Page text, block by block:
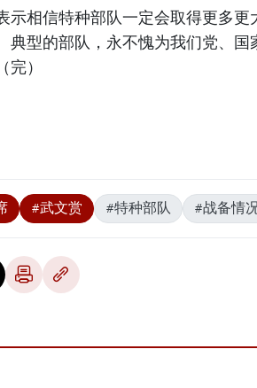
示相信特种部队一定会取得更多
典型的部队，永不愧为我们党、
完）
#武文赏 #特种部队 #战备情